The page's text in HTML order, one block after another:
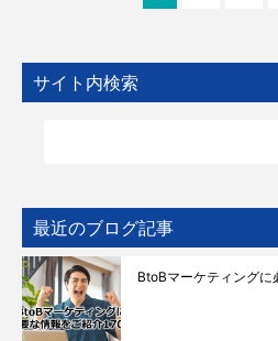
サイト内検索
最近のブログ記事
BtoBマーケティングに